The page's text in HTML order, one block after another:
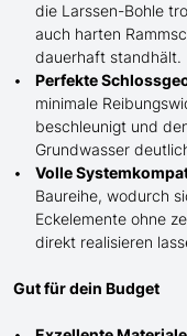
die Larssen-Bohle
auch harten
dauerhaft standhält.
Perfekte
minimale
beschleunigt und
Grundwasser
Volle
Baureihe, wodurch
Eckelemente ohne
direkt realisieren
Gut für dein Budget